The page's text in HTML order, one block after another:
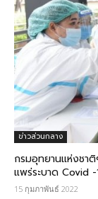
ข่าวส่วนกลาง
กรมอุทยานแห่งชา
แพร่ระบาด Covid -
15 กุมภาพันธ์ 2022